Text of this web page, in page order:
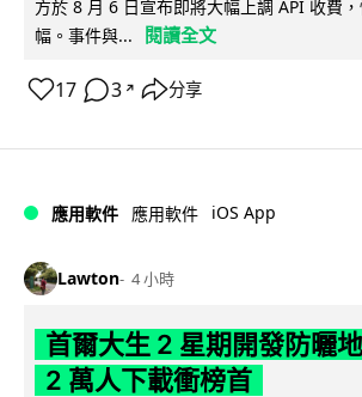
方於 8 月 6 日宣布即將大幅上調 API 收費
幅。事件與...
閱讀全文
17 3 ↗ 分享
應用軟件 應用軟件 iOS App
Lawton 4 小時
首爾大生 2 星期開發防曬
2 萬人下載衝榜首